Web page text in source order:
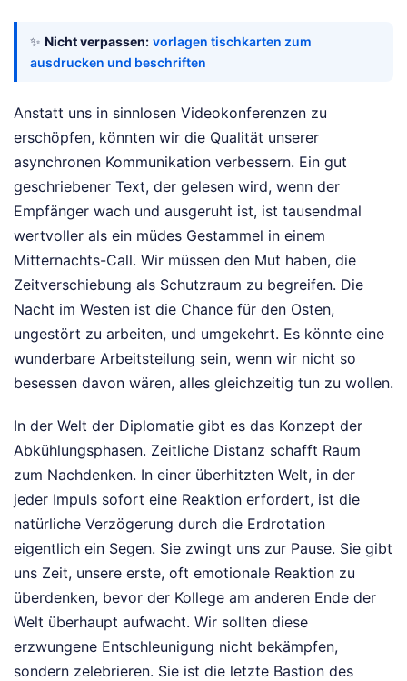
✨ Nicht verpassen: vorlagen tischkarten zum
ausdrucken und beschriften
Anstatt uns in sinnlosen Videokonferenzen zu
erschöpfen, könnten wir die Qualität unserer
asynchronen Kommunikation verbessern. Ein gut
geschriebener Text, der gelesen wird, wenn der
Empfänger wach und ausgeruht ist, ist tausendmal
wertvoller als ein müdes Gestammel in einem
Mitternachts-Call. Wir müssen den Mut haben, die
Zeitverschiebung als Schutzraum zu begreifen. Die
Nacht im Westen ist die Chance für den Osten,
ungestört zu arbeiten, und umgekehrt. Es könnte eine
wunderbare Arbeitsteilung sein, wenn wir nicht so
besessen davon wären, alles gleichzeitig tun zu wollen.
In der Welt der Diplomatie gibt es das Konzept der
Abkühlungsphasen. Zeitliche Distanz schafft Raum
zum Nachdenken. In einer überhitzten Welt, in der
jeder Impuls sofort eine Reaktion erfordert, ist die
natürliche Verzögerung durch die Erdrotation
eigentlich ein Segen. Sie zwingt uns zur Pause. Sie gibt
uns Zeit, unsere erste, oft emotionale Reaktion zu
überdenken, bevor der Kollege am anderen Ende der
Welt überhaupt aufwacht. Wir sollten diese
erzwungene Entschleunigung nicht bekämpfen,
sondern zelebrieren. Sie ist die letzte Bastion des